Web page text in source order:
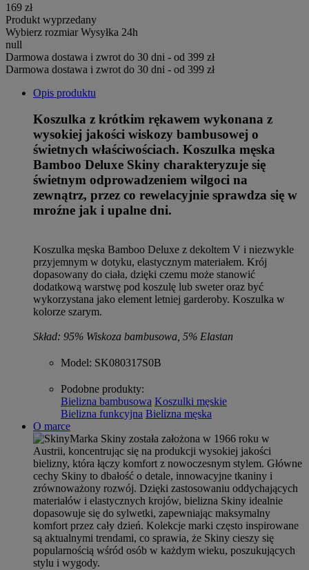
169 zł
Produkt wyprzedany
Wybierz rozmiar Wysyłka 24h
null
Darmowa dostawa i zwrot do 30 dni - od 399 zł
Darmowa dostawa i zwrot do 30 dni - od 399 zł
Opis produktu
Koszulka z krótkim rękawem wykonana z
wysokiej jakości wiskozy bambusowej o
świetnych właściwościach. Koszulka męska
Bamboo Deluxe Skiny charakteryzuje się
świetnym odprowadzeniem wilgoci na
zewnątrz, przez co rewelacyjnie sprawdza się w
mroźne jak i upalne dni.
Koszulka męska Bamboo Deluxe z dekoltem V i niezwykle
przyjemnym w dotyku, elastycznym materiałem. Krój
dopasowany do ciała, dzięki czemu może stanowić
dodatkową warstwę pod koszulę lub sweter oraz być
wykorzystana jako element letniej garderoby. Koszulka w
kolorze szarym.
Skład: 95% Wiskoza bambusowa, 5% Elastan
Model: SK080317S0B
Podobne produkty:
Bielizna bambusowa Koszulki męskie
Bielizna funkcyjna Bielizna męska
O marce
Marka Skiny została założona w 1966 roku w
Austrii, koncentrując się na produkcji wysokiej jakości
bielizny, która łączy komfort z nowoczesnym stylem. Główne
cechy Skiny to dbałość o detale, innowacyjne tkaniny i
zrównoważony rozwój. Dzięki zastosowaniu oddychających
materiałów i elastycznych krojów, bielizna Skiny idealnie
dopasowuje się do sylwetki, zapewniając maksymalny
komfort przez cały dzień. Kolekcje marki często inspirowane
są aktualnymi trendami, co sprawia, że Skiny cieszy się
popularnością wśród osób w każdym wieku, poszukujących
stylu i wygody.